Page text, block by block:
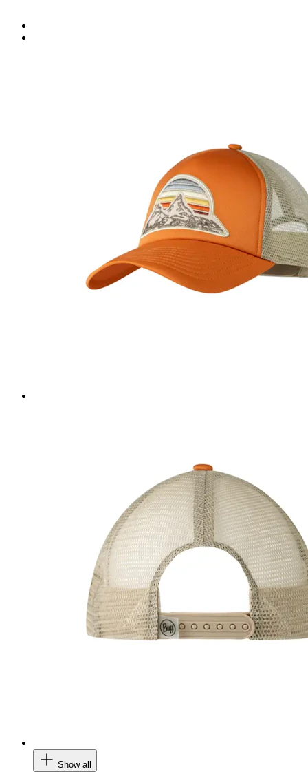
Show all